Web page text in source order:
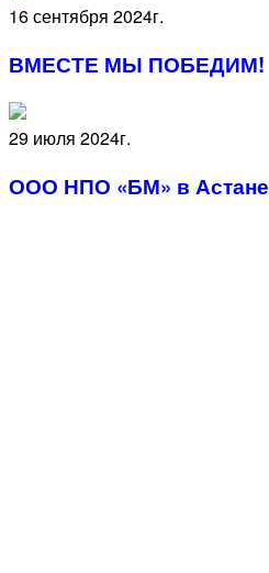
16 сентября 2024г.
ВМЕСТЕ МЫ ПОБЕДИМ!
29 июля 2024г.
ООО НПО «БМ» в Астане